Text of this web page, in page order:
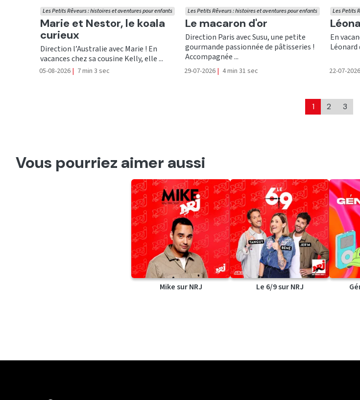
Ecouter
Marie et Nestor, le koala
curieux
Les Petits Rêveurs : histoires et aventures pour enfants
Direction l’Australie avec Marie ! En
vacances chez sa cousine Kelly, elle ...
05-08-2026 | 7 min 3 sec
Ecouter
Le macaron d'or
Les Petits Rêveurs : histoires et aventures pour enfants
Direction Paris avec Susu, une petite
gourmande passionnée de pâtisseries !
Accompagnée ...
29-07-2026 | 4 min 31 sec
Les Petits
En
Léonard
22-07-2026
1 2 3
Vous pourriez aimer aussi
Mike sur NRJ Le 6/9 sur NRJ